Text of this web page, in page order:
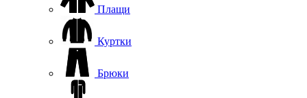
Плащи
Куртки
Брюки